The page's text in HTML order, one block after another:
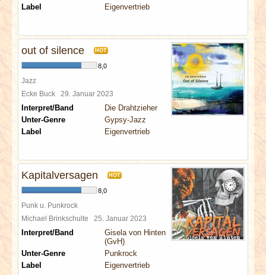
Label
Eigenvertrieb
out of silence HOT
8,0
Jazz
Ecke Buck 29. Januar 2023
Interpret/Band
Die Drahtzieher
Unter-Genre
Gypsy-Jazz
Label
Eigenvertrieb
Kapitalversagen HOT
8,0
Punk u. Punkrock
Michael Brinkschulte 25. Januar 2023
Interpret/Band
Gisela von Hinten
(GvH)
Unter-Genre
Punkrock
Label
Eigenvertrieb